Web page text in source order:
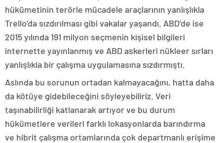
hükümetinin terörle mücadele araçlarının yanlışlıkla
Trello’da sızdırılması gibi vakalar yaşandı. ABD’de ise
2015 yılında 191 milyon seçmenin kişisel bilgileri
internette yayınlanmış ve ABD askerleri nükleer sırları
yanlışlıkla bir çalışma uygulamasına sızdırmıştı.
Aslında bu sorunun ortadan kalmayacağını, hatta daha
da kötüye gidebileceğini söyleyebiliriz. Veri
taşınabilirliği katlanarak artıyor ve bu durum
hükümetlere verileri farklı lokasyonlarda barındırma
ve hibrit çalışma ortamlarında çok departmanlı erişime